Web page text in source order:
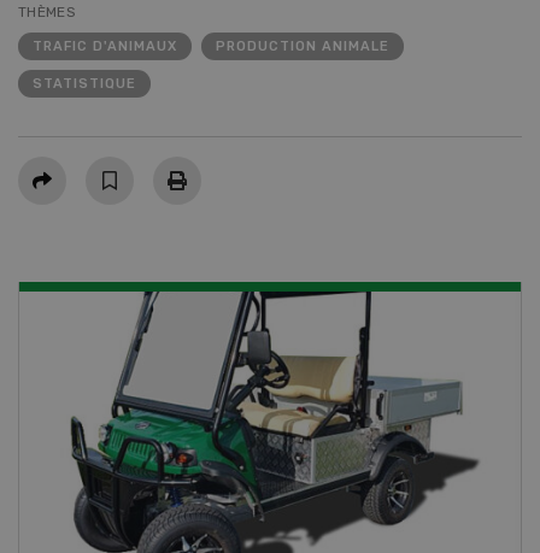
THÈMES
TRAFIC D'ANIMAUX PRODUCTION ANIMALE
STATISTIQUE
Partager